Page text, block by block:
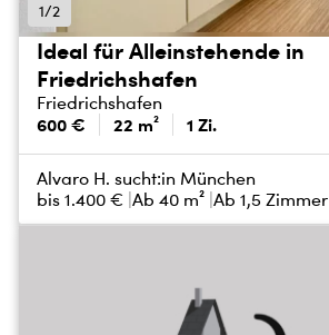
1/2
Ideal für Alleinstehende in
Friedrichshafen
Friedrichshafen
600 € 22 m² 1 Zi.
Alvaro H. sucht:in München
bis 1.400 € Ab 40 m² Ab 1,5 Zimmer